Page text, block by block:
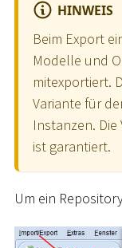
HINWEIS
Beim Export
Modelle und
mitexportiert.
Variante für
Instanzen.
ist garantiert.
Um ein